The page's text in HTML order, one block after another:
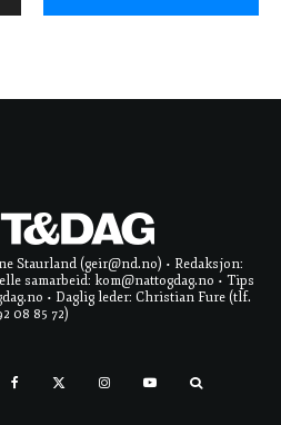
Staurland (geir@nd.no) • Redaksjon:
samarbeid: kom@nattogdag.no • Tips
• Daglig leder: Christian Fure (tlf.
08 85 72)